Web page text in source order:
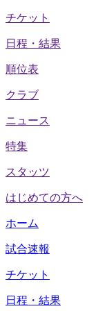
チケット
日程・結果
順位表
クラブ
ニュース
特集
スタッツ
はじめての方へ
ホーム
試合速報
チケット
日程・結果